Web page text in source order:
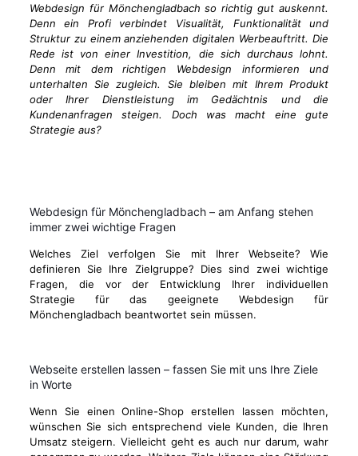
Webdesign für Mönchengladbach so richtig gut auskennt.
Denn ein Profi verbindet Visualität, Funktionalität und
Struktur zu einem anziehenden digitalen Werbeauftritt. Die
Rede ist von einer Investition, die sich durchaus lohnt.
Denn mit dem richtigen Webdesign informieren und
unterhalten Sie zugleich. Sie bleiben mit Ihrem Produkt
oder Ihrer Dienstleistung im Gedächtnis und die
Kundenanfragen steigen. Doch was macht eine gute
Strategie aus?
Webdesign für Mönchengladbach – am Anfang stehen
immer zwei wichtige Fragen
Welches Ziel verfolgen Sie mit Ihrer Webseite? Wie
definieren Sie Ihre Zielgruppe? Dies sind zwei wichtige
Fragen, die vor der Entwicklung Ihrer individuellen
Strategie für das geeignete Webdesign für
Mönchengladbach beantwortet sein müssen.
Webseite erstellen lassen – fassen Sie mit uns Ihre Ziele
in Worte
Wenn Sie einen Online-Shop erstellen lassen möchten,
wünschen Sie sich entsprechend viele Kunden, die Ihren
Umsatz steigern. Vielleicht geht es auch nur darum, wahr